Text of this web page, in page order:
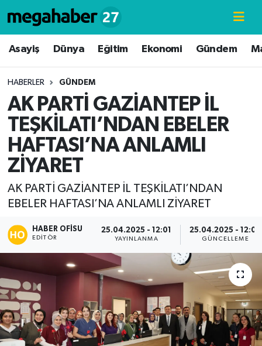
Asayiş Dünya Eğitim Ekonomi Gündem
HABERLER GÜNDEM
AK PARTİ GAZİANTEP İL
TEŞKİLATI’NDAN EBELER
HAFTASI’NA ANLAMLI
ZİYARET
AK PARTİ GAZİANTEP İL TEŞKİLATI’NDAN
EBELER HAFTASI’NA ANLAMLI ZİYARET
HABER OFISU
EDITÖR
25.04.2025 - 12:01
YAYINLANMA
25.04.2025 - 12:03
GÜNCELLEME
Hava Durumu
Süper Lig Puan Durumu ve Fikstür
Tüm Manşetler
Son Dakika Haberleri
Haber Arşivi